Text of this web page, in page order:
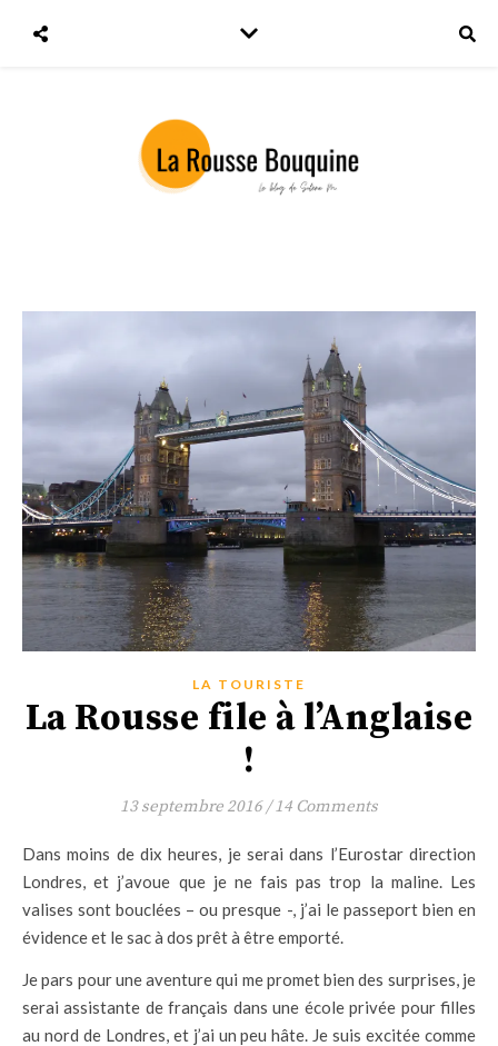
LA TOURISTE
La Rousse file à l’Anglaise
!
13 septembre 2016/ 14 Comments
Dans moins de dix heures, je serai dans l’Eurostar direction
Londres, et j’avoue que je ne fais pas trop la maline. Les
valises sont bouclées – ou presque -, j’ai le passeport bien en
évidence et le sac à dos prêt à être emporté.
Je pars pour une aventure qui me promet bien des surprises, je
serai assistante de français dans une école privée pour filles
au nord de Londres, et j’ai un peu hâte. Je suis excitée comme